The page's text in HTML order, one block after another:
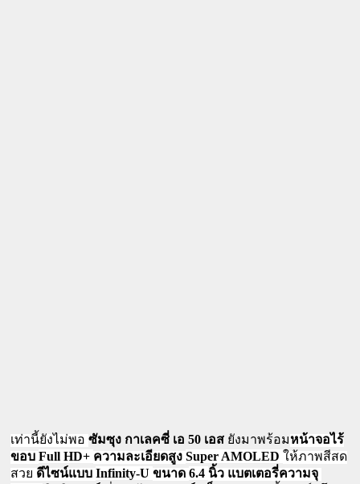
เท่านี้ยังไม่พอ ซัมซุง กาเลคซี่ เอ 50 เอส ยังมาพร้อมหน้าจอไร้
ขอบ Full HD+ ความละเอียดสูง Super AMOLED ให้ภาพสีสด
สวย ดีไซน์แบบ Infinity-U ขนาด 6.4